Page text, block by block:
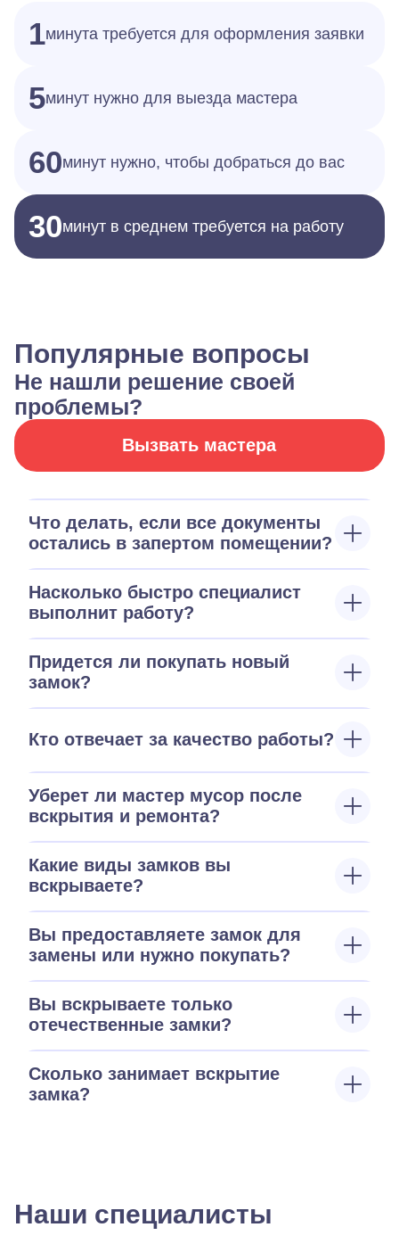
1минута требуется для оформления заявки
5минут нужно для выезда мастера
60минут нужно, чтобы добраться до вас
30минут в среднем требуется на работу
Популярные вопросы
Не нашли решение своей
проблемы?
Вызвать мастера
Что делать, если все документы
остались в запертом помещении?
Насколько быстро специалист
выполнит работу?
Придется ли покупать новый
замок?
Кто отвечает за качество работы?
Уберет ли мастер мусор после
вскрытия и ремонта?
Какие виды замков вы
вскрываете?
Вы предоставляете замок для
замены или нужно покупать?
Вы вскрываете только
отечественные замки?
Сколько занимает вскрытие
замка?
Наши специалисты